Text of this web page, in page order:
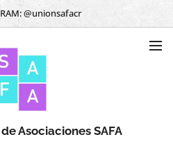
@unionsafacr
Asociaciones SAFA